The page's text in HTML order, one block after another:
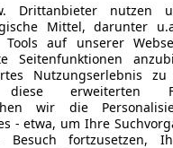
Drittanbieter nutzen
Mittel, darunter
Tools auf unserer
Seitenfunktionen
Nutzungserlebnis zu
erweiterten
wir die
- etwa, um Ihre
Besuch fortzusetzen,